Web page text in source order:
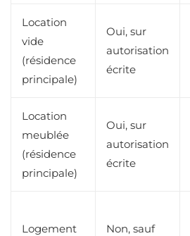
Location
vide
(résidence
principale)
Oui, sur
autorisation
écrite
Location
meublée
(résidence
principale)
Oui, sur
autorisation
écrite
Logement
Non, sauf